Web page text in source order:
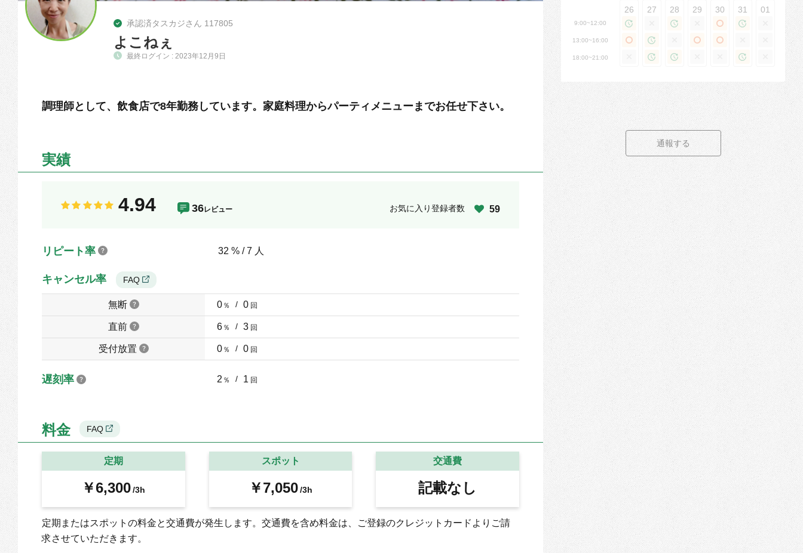
承認済タスカジさん 117805
よこねぇ
最終ログイン : 2023年12月9日
調理師として、飲食店で8年勤務しています。家庭料理からパーティメニューまでお任せ下さい。
実績
4.94 36レビュー お気に入り登録者数 59
リピート率 32 % / 7 人
キャンセル率 FAQ
無断 0％ / 0 回
直前 6％ / 3 回
受付放置 0％ / 0 回
遅刻率 2％ / 1 回
料金 FAQ
定期
￥6,300 /3h
スポット
￥7,050/3h
交通費
記載なし
定期またはスポットの料金と交通費が発生します。交通費を含め料金は、ご登録のクレジットカードよりご請
求させていただきます。
9:00~12:00
13:00~16:00
18:00~21:00
26 27 28 29 30 31 01
通報する